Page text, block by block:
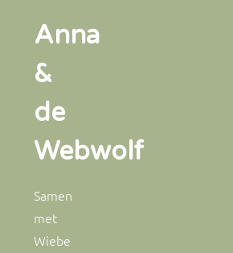
Anna
&
de
Webwolf
Samen
met
Wiebe